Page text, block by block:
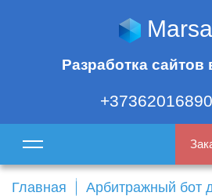
Разработка
+37362016890
Главная
Арбитражный бот